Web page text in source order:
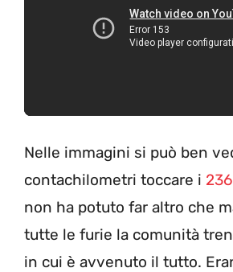
Nelle immagini si può ben
contachilometri toccare i
non ha potuto far altro che
tutte le furie la comunità
in cui è avvenuto il tutto.